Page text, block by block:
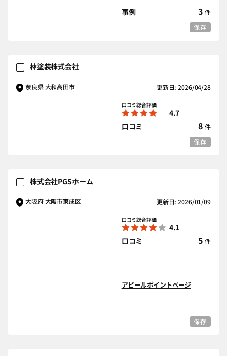
事例 3 件
保存
林塗装株式会社
奈良県 大和高田市 更新日: 2026/04/28
口コミ総合評価
4.7
口コミ
8 件
保存
株式会社PGSホーム
大阪府 大阪市東成区 更新日: 2026/01/09
口コミ総合評価
4.1
口コミ
5 件
アピールポイントページ
保存